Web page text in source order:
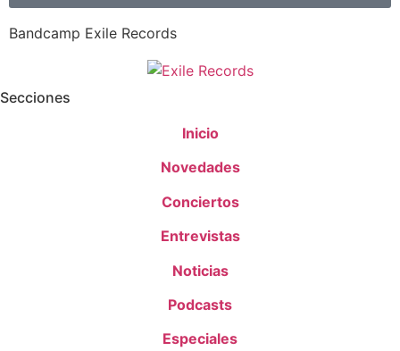
Bandcamp Exile Records
Secciones
Inicio
Novedades
Conciertos
Entrevistas
Noticias
Podcasts
Especiales